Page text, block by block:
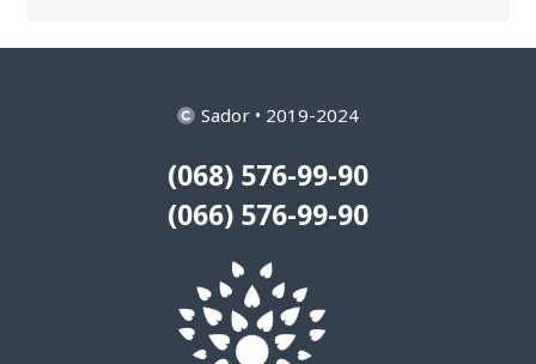
Sador • 2019-2024
(068) 576-99-90
(066) 576-99-90